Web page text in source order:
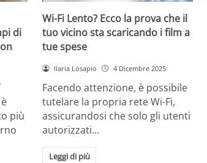
di
più
Wi-Fi Lento? Ecco la prova che il
tuo vicino sta scaricando i film a
tue spese
Ilaria Losapio 4 Dicembre 2025
Facendo attenzione, è possibile
tutelare la propria rete Wi-Fi,
assicurandosi che solo gli utenti
autorizzati…
Leggi di più